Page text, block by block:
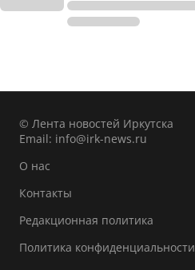
© Лента новостей Иркутска
Email: info@irk-news.ru
О нас
Контакты
Редакционная политика
Политика конфиденциальности